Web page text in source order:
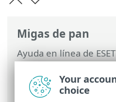
Migas de pan
Ayuda en línea de ESET
On-Prem>Consola
aparato virtual de ESET
Extraer la base de
Your
choice